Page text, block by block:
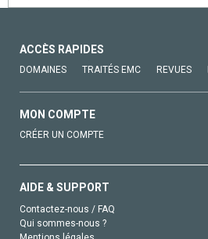
ACCÈS RAPIDES
DOMAINES TRAITÉS EMC REVUES
MON COMPTE
CRÉER UN COMPTE
AIDE & SUPPORT
Contactez-nous / FAQ
Qui sommes-nous ?